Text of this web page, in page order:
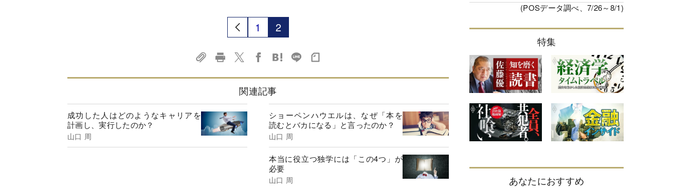
1 2
関連記事
成功した人はどのようなキャリアを
計画し、実行したのか？
山口 周
ショーペンハウエルは、なぜ「本を
読むとバカになる」と言ったのか？
山口 周
本当に役立つ独学には「この4つ」が
必要
山口 周
(POSデータ調べ、7/26～8/1)
特集
あなたにおすすめ